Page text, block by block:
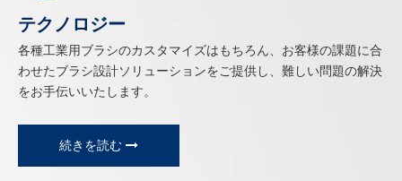
テクノロジー
各種工業用ブラシのカスタマイズはもちろん、お客様の課題に合
わせたブラシ設計ソリューションをご提供し、難しい問題の解決
をお手伝いいたします。
続きを読む